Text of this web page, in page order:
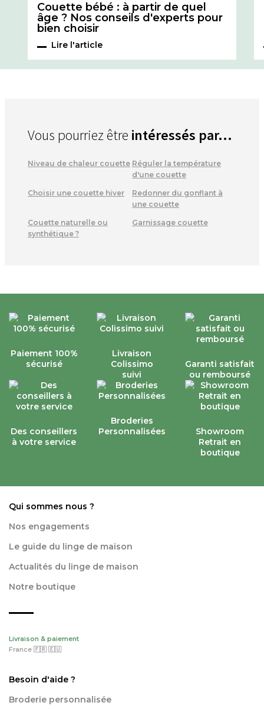
Couette bébé : à partir de quel
âge ? Nos conseils d'experts pour
bien choisir
Lire l'article
Vous pourriez être intéressés par...
Niveau de chaleur couette Réguler la température
d'une couette
Choisir une couette hiver
Redonner du gonflant à
une couette
Couette naturelle ou
synthétique ?
Garnissage couette
Paiement 100%
sécurisé
Livraison
Colissimo
suivi
Garanti satisfait
ou remboursé
Des conseillers
à votre service
Broderies
Personnalisées
Showroom
Retrait en
boutique
Qui sommes nous ?
Nos engagements
Le guide du linge de maison
Actualités du linge de maison
Notre boutique
Livraison & paiement
France 🇫🇷 🇪🇺
Besoin d'aide ?
Broderie personnalisée